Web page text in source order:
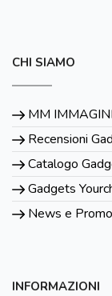
CHI SIAMO
MM
Recensioni
Catalogo
Gadgets
News e
INFORMAZIONI